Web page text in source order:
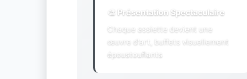
🎨 Présentation Spectaculaire
Chaque assiette devient une
œuvre d'art, buffets visuellement
époustouflants